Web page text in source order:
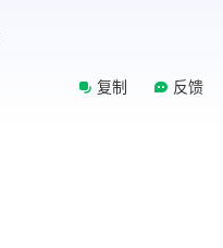
复制 反馈